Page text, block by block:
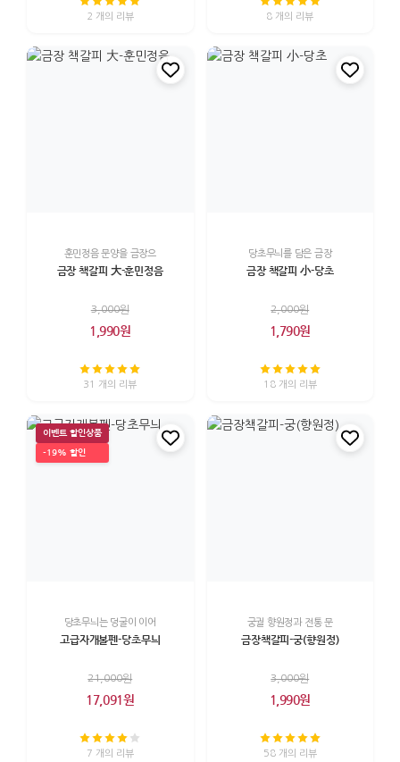
2 개의 리뷰 8 개의 리뷰
훈민정음 문양을 금장으
금장 책갈피 大-훈민정음
3,000원
1,990원
31 개의 리뷰
당초무늬를 담은 금장
금장 책갈피 小-당초
2,000원
1,790원
18 개의 리뷰
이벤트 할인상품
-19% 할인
당초무늬는 덩굴이 이어
고급자개볼펜-당초무늬
21,000원
17,091원
7 개의 리뷰
궁궐 향원정과 전통 문
금장책갈피-궁(향원정)
3,000원
1,990원
58 개의 리뷰